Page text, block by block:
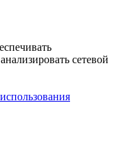
сетевой